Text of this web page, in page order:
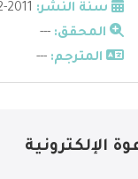
سنة النشر:
المحقق: ---
المترجم: ---
الإلكترونية